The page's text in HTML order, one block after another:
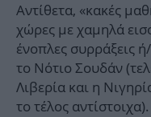
Αντίθετα, «κακές
χώρες με χαμηλά
ένοπλες συρράξεις
το Νότιο Σουδάν
Λιβερία και η
το τέλος αντίστοιχα).